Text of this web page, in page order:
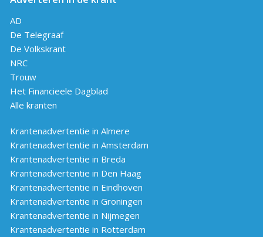
AD
De Telegraaf
De Volkskrant
NRC
Trouw
Het Financieele Dagblad
Alle kranten
Krantenadvertentie in Almere
Krantenadvertentie in Amsterdam
Krantenadvertentie in Breda
Krantenadvertentie in Den Haag
Krantenadvertentie in Eindhoven
Krantenadvertentie in Groningen
Krantenadvertentie in Nijmegen
Krantenadvertentie in Rotterdam